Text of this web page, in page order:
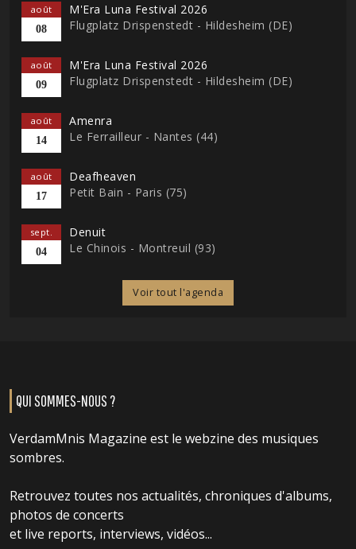
août
08
M'Era Luna Festival 2026
Flugplatz Drispenstedt - Hildesheim (DE)
août
09
M'Era Luna Festival 2026
Flugplatz Drispenstedt - Hildesheim (DE)
août
14
Amenra
Le Ferrailleur - Nantes (44)
août
17
Deafheaven
Petit Bain - Paris (75)
sept.
04
Denuit
Le Chinois - Montreuil (93)
Voir tout l'agenda
QUI SOMMES-NOUS ?
VerdamMnis Magazine est le webzine des musiques
sombres.
Retrouvez toutes nos actualités, chroniques d'albums,
photos de concerts
et live reports, interviews, vidéos...